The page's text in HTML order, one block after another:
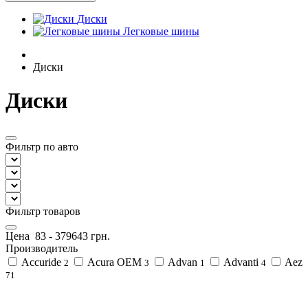
Диски
Легковые шины
Диски
Диски
Фильтр по авто
Фильтр товаров
Цена 83 - 379643 грн.
Производитель
Accuride 2 Acura OEM 3 Advan 1 Advanti 4 Aez
71